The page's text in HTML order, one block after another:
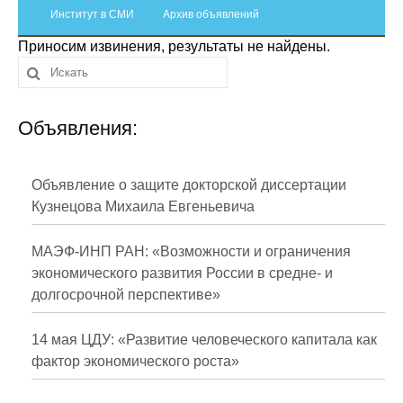
Отчетность
Противодействие коррупции
Материалы для СМИ
Публикации
Научная жизнь
Проблемы прогнозирования
О журнале
Номера журналов
Институт в СМИ Архив объявлений
Приносим извинения, результаты не найдены.
Объявления:
Объявление о защите докторской диссертации
Кузнецова Михаила Евгеньевича
МАЭФ-ИНП РАН: «Возможности и ограничения
экономического развития России в средне- и
долгосрочной перспективе»
14 мая ЦДУ: «Развитие человеческого капитала как
фактор экономического роста»